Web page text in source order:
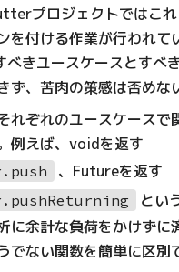
プロジェクトではこ
を付ける作業が行われて
きユースケースとすべ
ず、苦肉の策感は否めな
れぞれのユースケースで
例えば、voidを返す
、Futureを返す
とい
に余計な負荷をかけず
でない関数を簡単に区別